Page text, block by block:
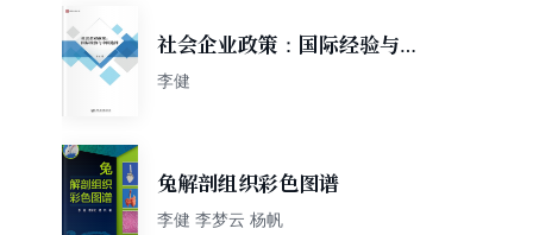
社会企业政策：国际经验与中
国选择
李健
兔解剖组织彩色图谱
李健 李梦云 杨帆